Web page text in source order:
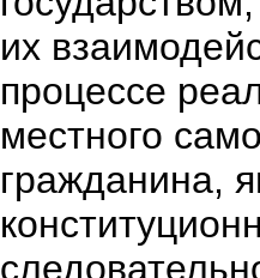
их
процессе
местного
гражданина,